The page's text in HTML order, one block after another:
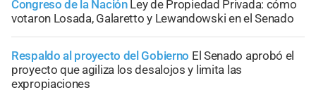
Congreso de la Nación Ley de Propiedad Privada: cómo
votaron Losada, Galaretto y Lewandowski en el Senado
Respaldo al proyecto del Gobierno El Senado aprobó el
proyecto que agiliza los desalojos y limita las
expropiaciones